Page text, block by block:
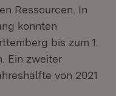
Ressourcen. In
konnten
bis zum 1.
Ein zweiter
von 2021